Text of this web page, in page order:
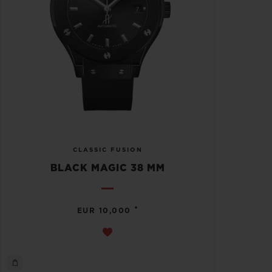
CLASSIC FUSION
BLACK MAGIC 38 MM
EUR 10,000 •